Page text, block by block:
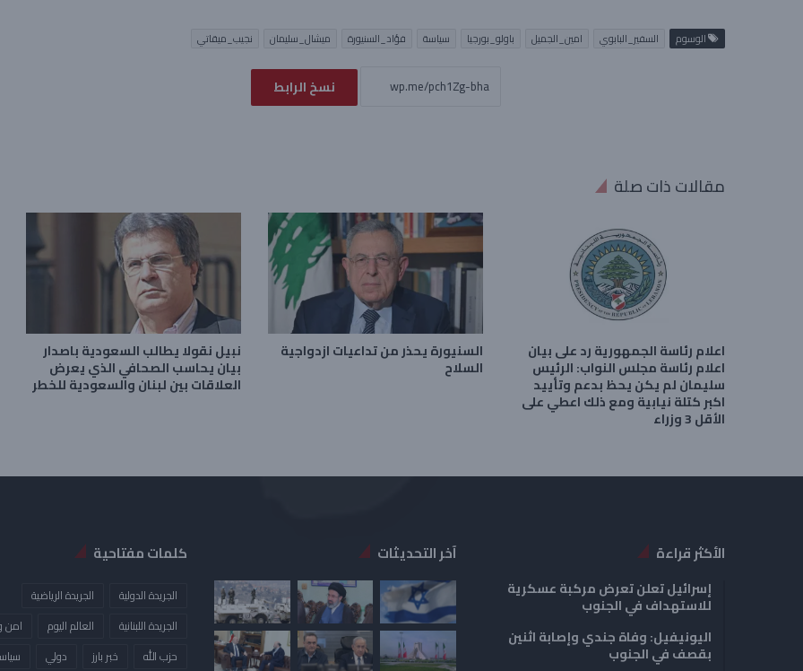
الوسوم السفير_البابوي امين_الجميل باولو_بورجيا سياسة فؤاد_السنيورة ميشال_سليمان نجيب_ميقاتي
نسخ الرابط
مقالات ذات صلة
اعلام رئاسة الجمهورية رد على بيان
اعلام رئاسة مجلس النواب: الرئيس
سليمان لم يكن يحظ بدعم وتأييد
اكبر كتلة نيابية ومع ذلك اعطي على
الأقل 3 وزراء
السنيورة يحذر من تداعيات ازدواجية
السلاح
نبيل نقولا يطالب السعودية باصدار
بيان يحاسب الصحافي الذي يعرض
العلاقات بين لبنان والسعودية للخطر
الأكثر قراءة
إسرائيل تعلن تعرض مركبة عسكرية
للاستهداف في الجنوب
اليونيفيل: وفاة جندي وإصابة اثنين
بقصف في الجنوب
آخر التحديثات كلمات مفتاحية
الجريدة الدولية
الجريدة الرياضية
الجريدة اللبنانية
العالم اليوم
امن
حزب الله
خبر بارز دولي